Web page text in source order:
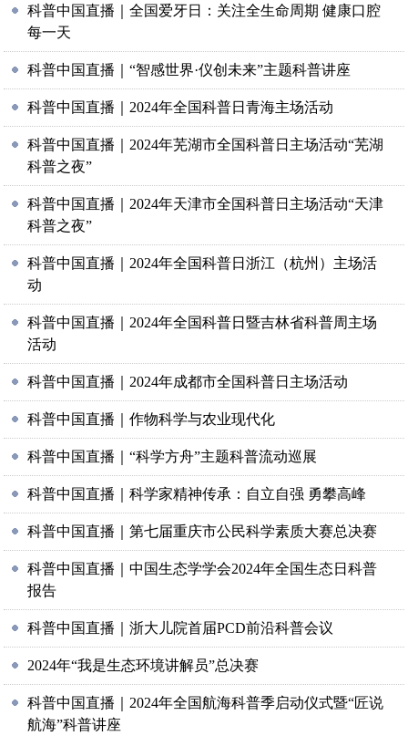
科普中国直播｜全国爱牙日：关注全生命周期 健康口腔
每一天
科普中国直播｜“智感世界·仪创未来”主题科普讲座
科普中国直播｜2024年全国科普日青海主场活动
科普中国直播｜2024年芜湖市全国科普日主场活动“芜湖
科普之夜”
科普中国直播｜2024年天津市全国科普日主场活动“天津
科普之夜”
科普中国直播｜2024年全国科普日浙江（杭州）主场活
动
科普中国直播｜2024年全国科普日暨吉林省科普周主场
活动
科普中国直播｜2024年成都市全国科普日主场活动
科普中国直播｜作物科学与农业现代化
科普中国直播｜“科学方舟”主题科普流动巡展
科普中国直播｜科学家精神传承：自立自强 勇攀高峰
科普中国直播｜第七届重庆市公民科学素质大赛总决赛
科普中国直播｜中国生态学学会2024年全国生态日科普
报告
科普中国直播｜浙大儿院首届PCD前沿科普会议
2024年“我是生态环境讲解员”总决赛
科普中国直播｜2024年全国航海科普季启动仪式暨“匠说
航海”科普讲座